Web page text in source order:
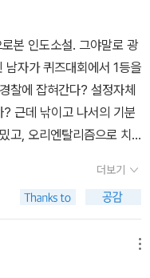
흥분이 전달된다. 세심한
. 추천인 : 김혜리서울에서
되었다. 다른 일은 한 적이
을 묶어 리뷰집 『영화야
심의 탐닉』을 책으로 냈다.
책 『영화를 멈추다』가
것은 코끼리였지만 넓은
루해서 기린만 그렸다.
엄마 얼굴을 그리는데 혼
놀림을 받았다. 아마 눈앞
것 같다. 우연히 예술중학
'가 나쁘다는 것이 통념
인데 번역투가 아니라면
저는 번역의 매
성도와 직결되는 문제는 아
좋아하구요.김혜리의 이
군가의 장점을 잘 끄집어
를 놓치지 않는다는 느낌
요. 이 책 이전에 나온 인
지 않아요.김혜리의 인터
지 정도, 김혜리가 생각
그 스케치를 읽어보면, 김
심의 탐닉>과 비슷한 형
송에 몸담고 있는 이들이
(사진)과 같이 새로이 인식
문인들의 진심어린 충고에
글 목록으로 올려놓았다.
학교든 직장이든 선배라
제목 자체가 환상이다.인터
실한 학습을 바탕으로 독
로 채워졌다.가끔 방송을
화하면서 재미있었던 에피
한 질문이 없었다는 거...
다락방님의 덧붙
비행기를 발견했고, 그 안
의 돈뭉치 페이퍼가 생각
을 써달라고 하셔서 저도
님 - The Lacuna딱 맞
있는 문장이에요. 누구 이
코에요)It was impossibl
strange little figure the
her like fans. The
the trunks of the tre
in a chair in the
본 인도소설. 그야말로 광
자가 퀴즈대회에서 1등을
찰에 잡혀간다? 설정자체
근데 낚이고 나서의 기분
고, 오리엔탈리즘으로 치
사람에 대해서 늘 애정
은 일이다는걸 새삼 느꼈
하게 구는 것 보다는 따뜻
만나는 사람들은 사람냄새
치에서>그래서 어쨌다
더보기